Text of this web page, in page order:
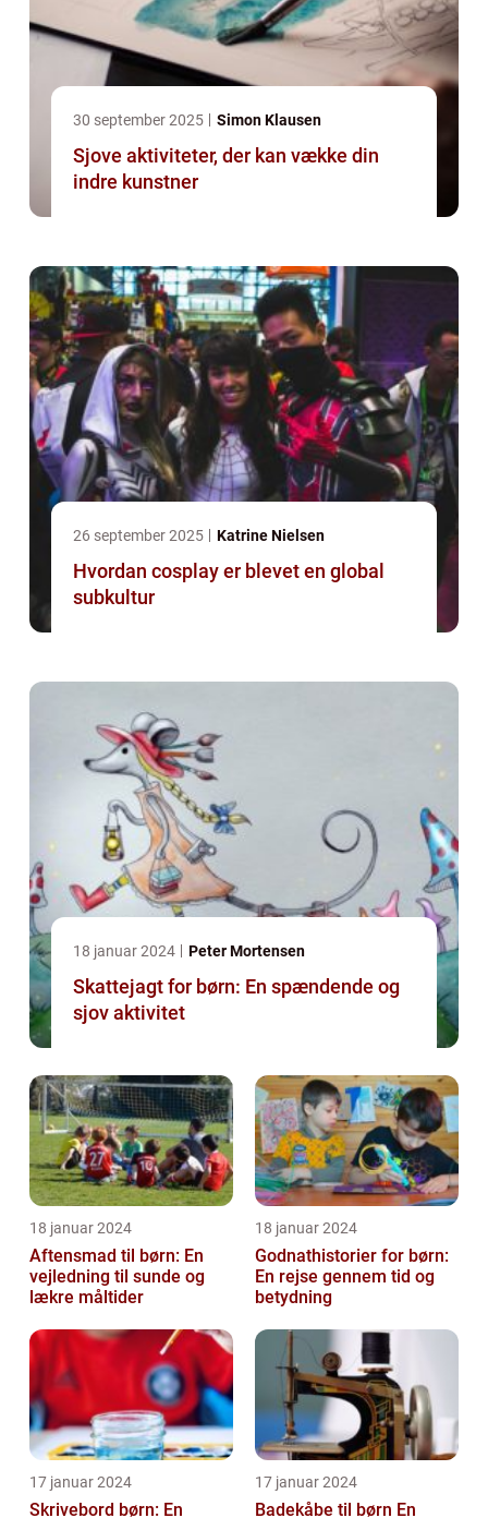
30 september 2025 Simon Klausen
Sjove aktiviteter, der kan vække din
indre kunstner
26 september 2025 Katrine Nielsen
Hvordan cosplay er blevet en global
subkultur
18 januar 2024 Peter Mortensen
Skattejagt for børn: En spændende og
sjov aktivitet
18 januar 2024
Aftensmad til børn: En
vejledning til sunde og
lækre måltider
18 januar 2024
Godnathistorier for børn:
En rejse gennem tid og
betydning
17 januar 2024
Skrivebord børn: En
17 januar 2024
Badekåbe til børn En